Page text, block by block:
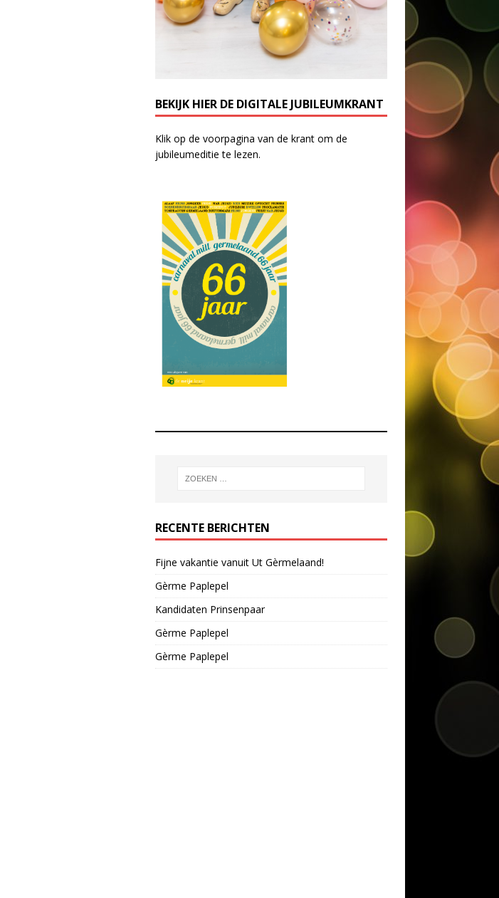
BEKIJK HIER DE DIGITALE JUBILEUMKRANT
Klik op de voorpagina van de krant om de
jubileumeditie te lezen.
RECENTE BERICHTEN
Fijne vakantie vanuit Ut Gèrmelaand!
Gèrme Paplepel
Kandidaten Prinsenpaar
Gèrme Paplepel
Gèrme Paplepel